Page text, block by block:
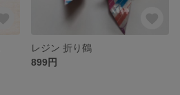
レジン 折り鶴
899円